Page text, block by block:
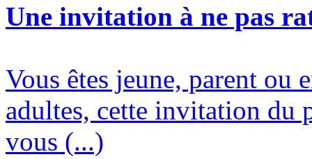
Une invitation à ne pas
Vous êtes jeune, parent ou
adultes, cette invitation du
vous (...)